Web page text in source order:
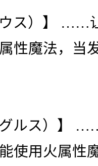
ウス）】 ……
性魔法，当
グルス）】
使用火属性